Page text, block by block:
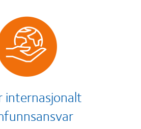
internasjonalt